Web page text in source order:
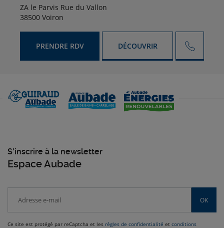
ZA le Parvis Rue du Vallon
38500 Voiron
DÉCOUVRIR
PRENDRE RDV
S'inscrire à la newsletter
Espace Aubade
OK
Ce site est protégé par reCaptcha et les règles de confidentialité et conditions